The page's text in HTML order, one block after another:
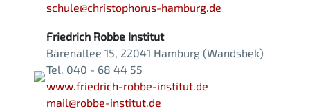
schule@christophorus-hamburg.de
Friedrich Robbe Institut
Bärenallee 15, 22041 Hamburg (Wandsbek)
Tel. 040 - 68 44 55
www.friedrich-robbe-institut.de
mail@robbe-institut.de